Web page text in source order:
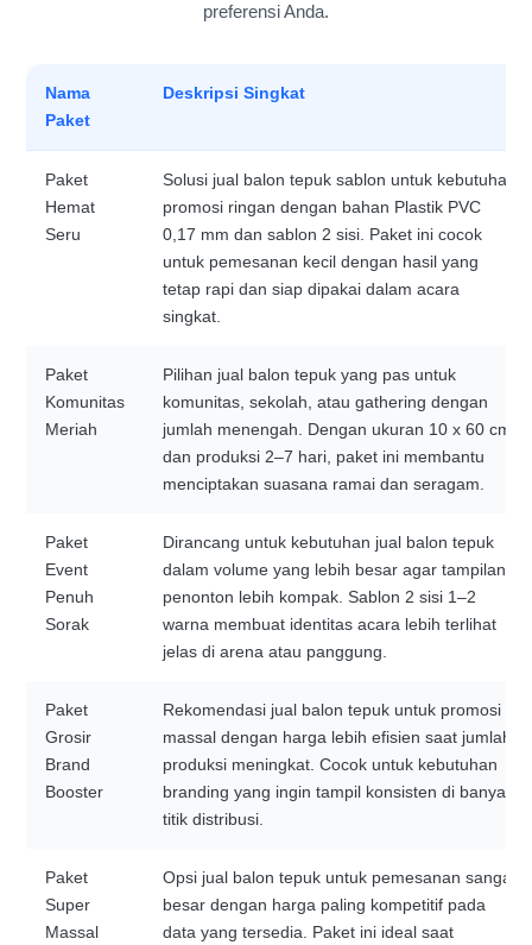
preferensi Anda.
Nama
Paket
Deskripsi Singkat
Paket
Hemat
Seru
Solusi jual balon tepuk sablon untuk kebutuhan
promosi ringan dengan bahan Plastik PVC
0,17 mm dan sablon 2 sisi. Paket ini cocok
untuk pemesanan kecil dengan hasil yang
tetap rapi dan siap dipakai dalam acara
singkat.
Paket
Komunitas
Meriah
Pilihan jual balon tepuk yang pas untuk
komunitas, sekolah, atau gathering dengan
jumlah menengah. Dengan ukuran 10 x 60 cm
dan produksi 2–7 hari, paket ini membantu
menciptakan suasana ramai dan seragam.
Paket
Event
Penuh
Sorak
Dirancang untuk kebutuhan jual balon tepuk
dalam volume yang lebih besar agar tampilan
penonton lebih kompak. Sablon 2 sisi 1–2
warna membuat identitas acara lebih terlihat
jelas di arena atau panggung.
Paket
Grosir
Brand
Booster
Rekomendasi jual balon tepuk untuk promosi
massal dengan harga lebih efisien saat jumlah
produksi meningkat. Cocok untuk kebutuhan
branding yang ingin tampil konsisten di banyak
titik distribusi.
Paket
Super
Massal
Opsi jual balon tepuk untuk pemesanan sangat
besar dengan harga paling kompetitif pada
data yang tersedia. Paket ini ideal saat